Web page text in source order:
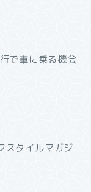
で車に乗る機会
スタイルマガジ